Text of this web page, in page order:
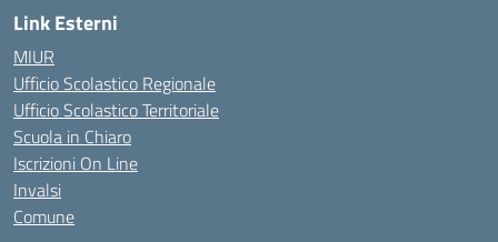
Link Esterni
MIUR
Ufficio Scolastico Regionale
Ufficio Scolastico Territoriale
Scuola in Chiaro
Iscrizioni On Line
Invalsi
Comune